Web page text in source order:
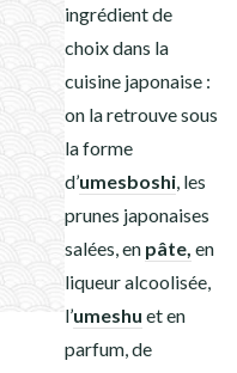
ingrédient de
choix dans la
cuisine japonaise :
on la retrouve sous
la forme
d’umesboshi , les
prunes japonaises
salées, en pâte, en
liqueur alcoolisée,
l’umeshu et en
parfum, de